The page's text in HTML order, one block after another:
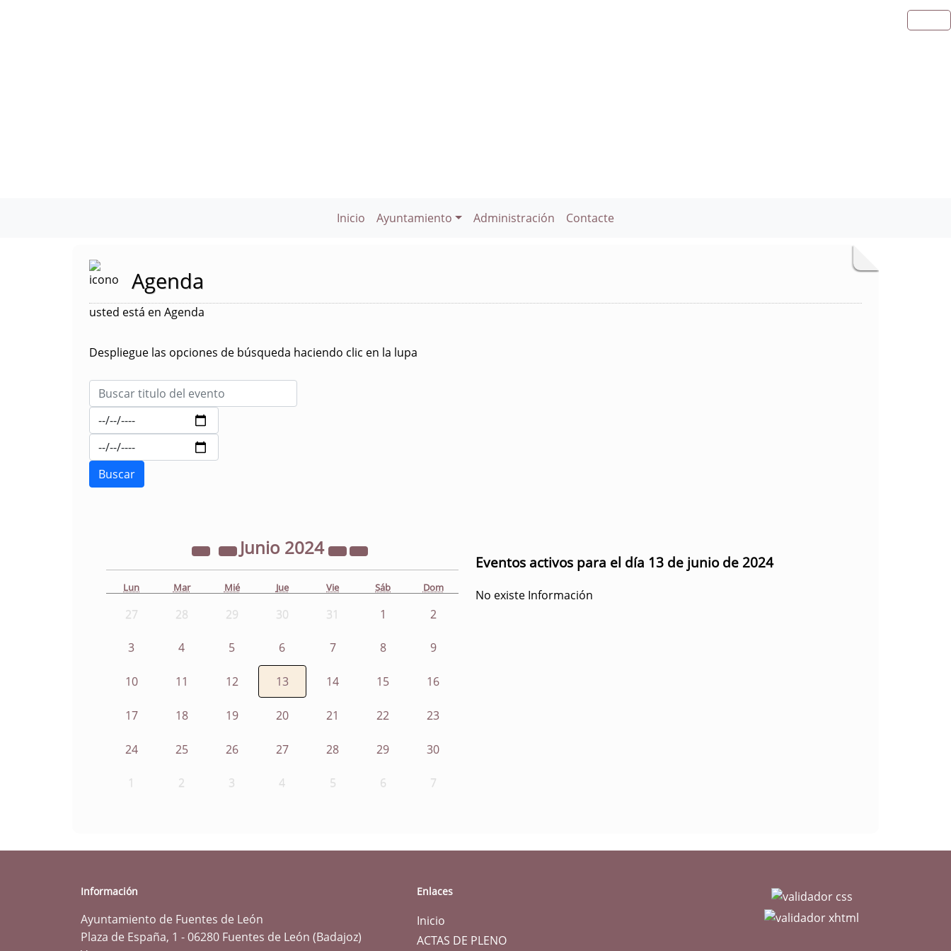
Inicio Ayuntamiento Administración Contacte
Agenda
usted está en Agenda
Despliegue las opciones de búsqueda haciendo clic en la lupa
Junio 2024
Lun Mar Mié Jue Vie Sáb Dom
27 28 29 30 31 1 2
3 4 5 6 7 8 9
10 11 12 13 14 15 16
17 18 19 20 21 22 23
24 25 26 27 28 29 30
1 2 3 4 5 6 7
Eventos activos para el día 13 de junio de 2024
No existe Información
Información
Ayuntamiento de Fuentes de León
Plaza de España, 1 - 06280 Fuentes de León (Badajoz)
Enlaces
Inicio
ACTAS DE PLENO